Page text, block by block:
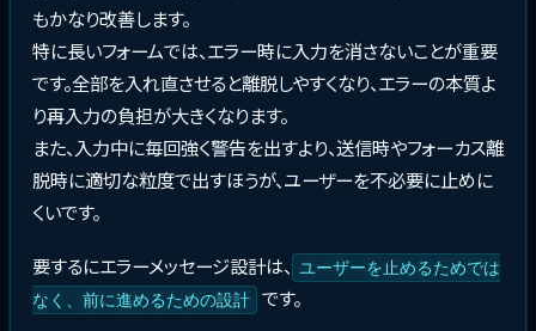
もかなり改善します。
特に長いフォームでは、エラー時に入力を消さないことが重要
です。全部を入れ直させると離脱しやすくなり、エラーの本質よ
り再入力の負担が大きくなります。
また、入力中に毎回強く警告を出すより、送信時やフォーカス離
脱時に適切な粒度で出すほうが、ユーザーを不必要に止めに
くいです。
要するにエラーメッセージ設計は、 ユーザーを止めるためでは
なく、前に進めるための設計 です。